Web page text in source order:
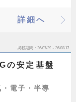
詳細へ
掲載期間 26/07/29～26/08/17
の安定基盤
電子・半導